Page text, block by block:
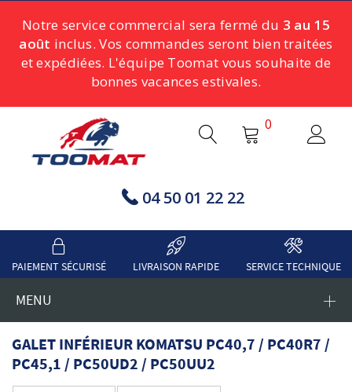
Notre service commercial sera fermé du 3 au 15
août inclus. Vos commandes seront bien traitées
et expédiées. L'équipe Toomat vous souhaite de
bonnes vacances estivales.
04 50 01 22 22
0
PAIEMENT SÉCURISÉ LIVRAISON RAPIDE SERVICE TECHNIQUE
MENU
GALET INFÉRIEUR KOMATSU PC40,7 / PC40R7 /
PC45,1 / PC50UD2 / PC50UU2